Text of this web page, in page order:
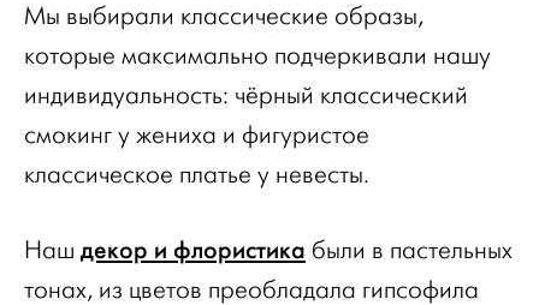
Мы выбирали классические образы,
которые максимально подчеркивали нашу
индивидуальность: чёрный классический
смокинг у жениха и фигуристое
классическое платье у невесты.
Наш декор и флористика были в пастельных
тонах, из цветов преобладала гипсофила